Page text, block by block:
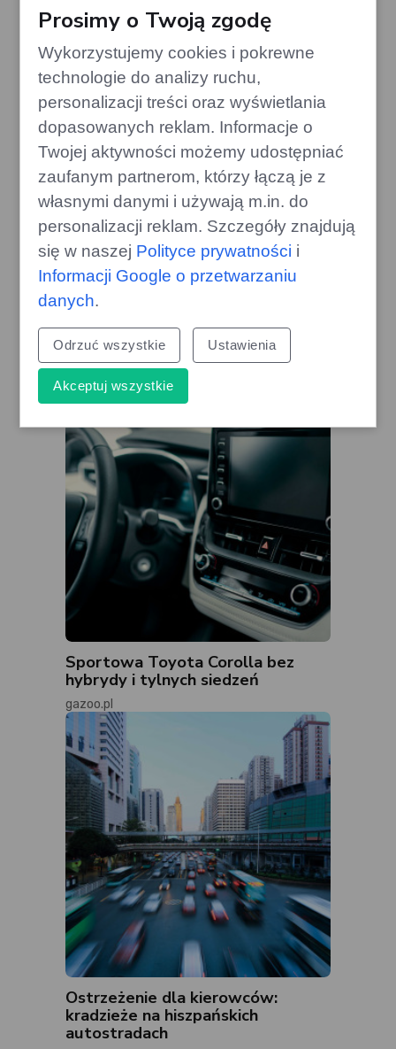
silniki w używanych autach
gazoo.pl
Styropian czy wełna? Porównanie
wad i zalet popularnych izolacji
edithome.pl
Sportowa Toyota Corolla bez
hybrydy i tylnych siedzeń
gazoo.pl
Ostrzeżenie dla kierowców:
kradzieże na hiszpańskich
autostradach
Prosimy o Twoją zgodę
Wykorzystujemy cookies i pokrewne
technologie do analizy ruchu,
personalizacji treści oraz wyświetlania
dopasowanych reklam. Informacje o
Twojej aktywności możemy udostępniać
zaufanym partnerom, którzy łączą je z
własnymi danymi i używają m.in. do
personalizacji reklam. Szczegóły znajdują
się w naszej Polityce prywatności i
Informacji Google o przetwarzaniu
danych.
Odrzuć wszystkie Ustawienia
Akceptuj wszystkie